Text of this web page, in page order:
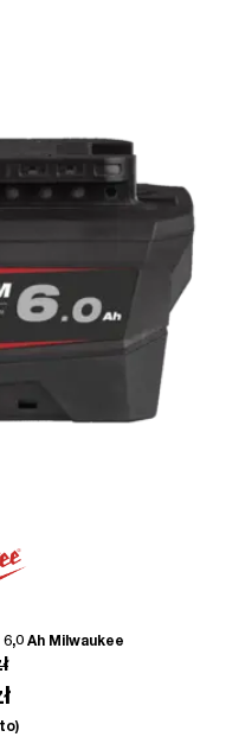
Ah Milwaukee